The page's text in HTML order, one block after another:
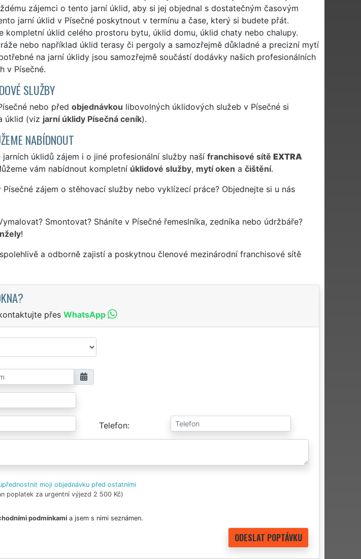
zájemci o tento jarní úklid, aby si jej objednal s dostatečným časovým
jarní úklid v Písečné poskytnout v termínu a čase, který si budete přát.
kompletní úklid celého prostoru bytu, úklid domu, úklid chaty nebo chalupy.
nebo například úklid terasy či pergoly a samozřejmě důkladné a precizní mytí
na jarní úklidy jsou samozřejmě součástí dodávky našich profesionálních
v Písečné.
SLUŽBY
nebo před objednávkou libovolných úklidových služeb v Písečné si
úklid (viz jarní úklidy Písečná ceník).
NABÍDNOUT
jarních úklidů zájem i o jiné profesionální služby naší franchisové sítě EXTRA
vám nabídnout kompletní úklidové služby, mytí oken a čištění.
Písečné zájem o stěhovací služby nebo vyklízecí práce? Objednejte si u nás
Smontovat? Sháníte v Písečné řemeslníka, zedníka nebo údržbáře?
!
a odborně zajistí a poskytnou členové mezinárodní franchisové sítě
přes WhatsApp
Telefon
moji objednávku před ostatními
poplatek za urgentní výjezd 2 500 Kč)
podmínkamia jsem s nimi seznámen.